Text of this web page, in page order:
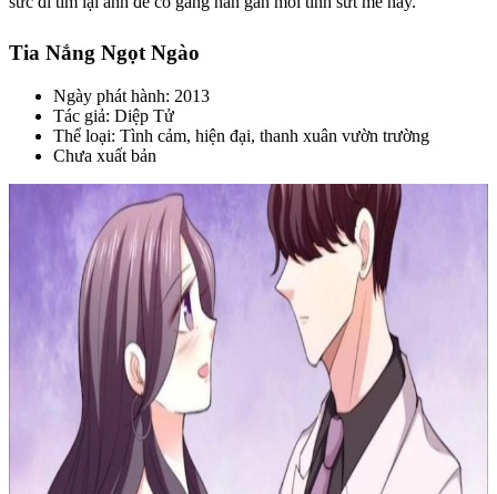
Tia Nắng Ngọt Ngào
Ngày phát hành: 2013
Tác giả: Diệp Tử
Thể loại: Tình cảm, hiện đại, thanh xuân vườn trường
Chưa xuất bản